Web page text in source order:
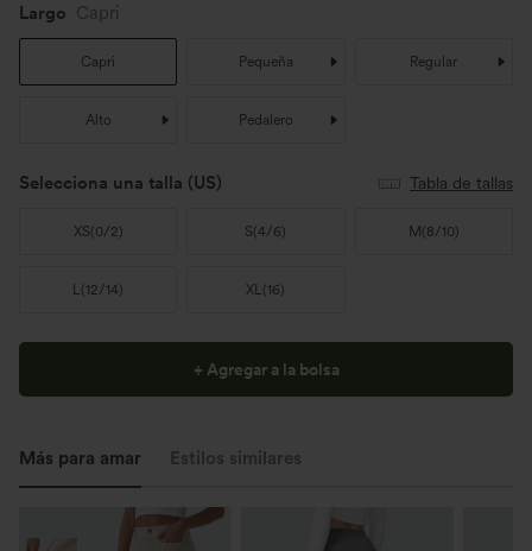
Largo Capri
Capri Pequeña Regular
Alto Pedalero
Selecciona una talla (US) Tabla de tallas
XS(0/2) S(4/6) M (8/10)
L(12/14) XL(16)
+ Agregar a la bolsa
Más para amar Estilos similares